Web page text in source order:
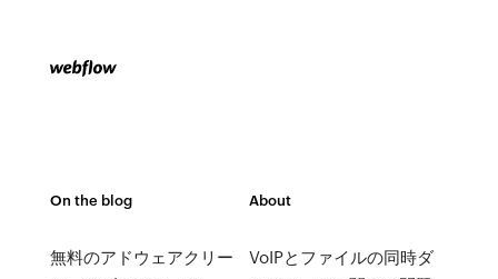
On the blog
無料のアドウェアクリー
About
VoIPとファイルの同時ダ